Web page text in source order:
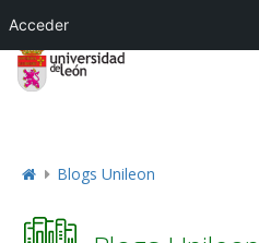
Blogs Unileon
Acceder